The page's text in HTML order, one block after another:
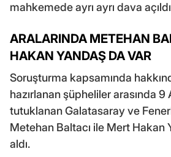
mahkemede ayrı ayrı dava
ARALARINDA METEHAN
HAKAN YANDAŞ DA VAR
Soruşturma kapsamında
hazırlanan şüpheliler arasında
tutuklanan Galatasaray ve
Metehan Baltacı ile Mert Hakan
aldı.